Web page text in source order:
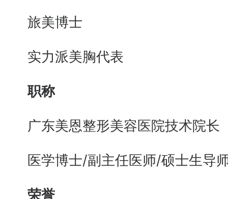
旅美博士
实力派美胸代表
职称
广东美恩整形美容医院技术院长
医学博士/副主任医师/硕士生导
荣誉